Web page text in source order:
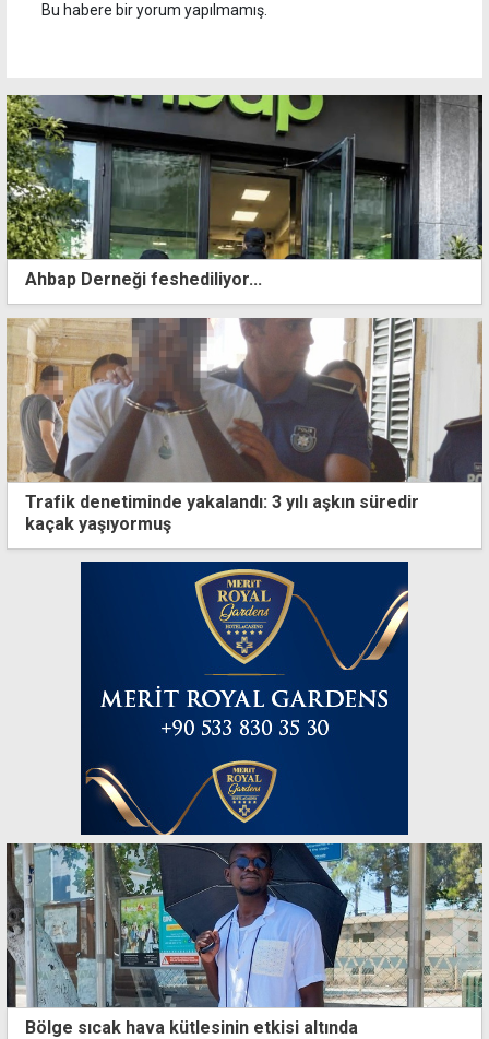
Bu habere bir yorum yapılmamış.
Ahbap Derneği feshediliyor...
Trafik denetiminde yakalandı: 3 yılı aşkın süredir
kaçak yaşıyormuş
Bölge sıcak hava kütlesinin etkisi altında